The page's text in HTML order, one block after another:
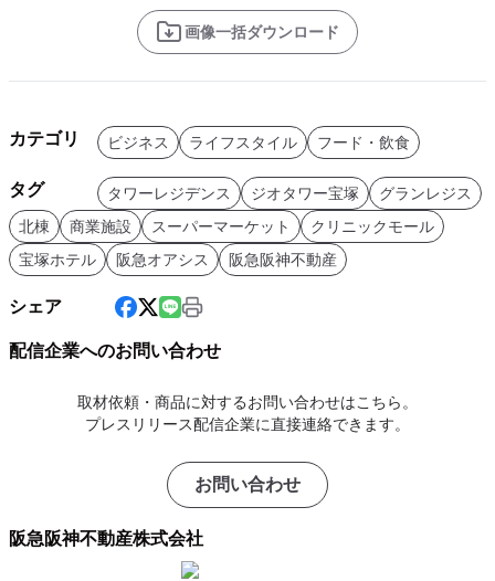
画像一括ダウンロード
カテゴリ ビジネス ライフスタイル フード・飲食
タグ タワーレジデンス ジオタワー宝塚
グランレジス
北棟
商業施設 スーパーマーケット
クリニックモール
宝塚ホテル
阪急オアシス 阪急阪神不動産
シェア
配信企業へのお問い合わせ
取材依頼・商品に対するお問い合わせはこちら。
プレスリリース配信企業に直接連絡できます。
お問い合わせ
阪急阪神不動産株式会社